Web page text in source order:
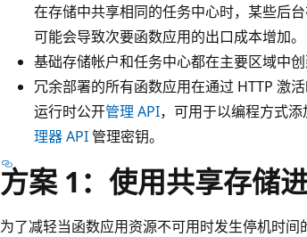
在存储中共享相同的任务中心时，某些后
可能会导致次要函数应用的出口成本增加。
基础存储帐户和任务中心都在主要区域中
冗余部署的所有函数应用在通过 HTTP 激
运行时公开管理 API，可用于以编程方式
理器 API 管理密钥。
方案 1：使用共享存储
为了减轻当函数应用资源不可用时发生停机时